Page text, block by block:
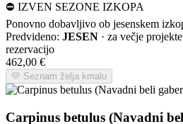
⛔ IZVEN SEZONE IZKOPA
Ponovno dobavljivo ob jesenskem
Predvideno: JESEN · za večje
rezervacijo
462,00 €
💛 Seznam želja kmalu
Carpinus betulus (Navadni